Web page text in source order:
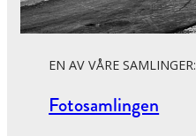
EN AV VÅRE SAMLINGER:
Fotosamlingen